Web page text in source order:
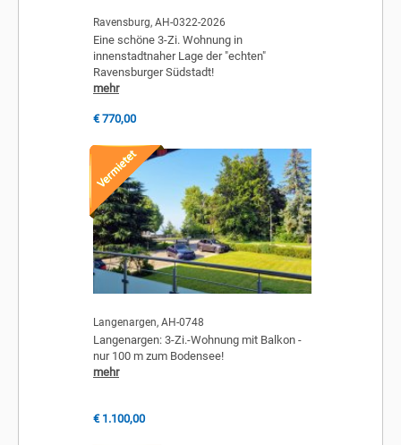
Ravensburg, AH-0322-2026
Eine schöne 3-Zi. Wohnung in
innenstadtnaher Lage der "echten"
Ravensburger Südstadt!
mehr
€ 770,00
Langenargen, AH-0748
Langenargen: 3-Zi.-Wohnung mit Balkon -
nur 100 m zum Bodensee!
mehr
€ 1.100,00